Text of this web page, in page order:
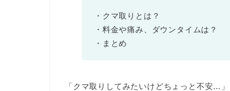
・クマ取りとは？
・料金や痛み、ダウンタイムは？
・まとめ
「クマ取りしてみたいけどちょっと不安…